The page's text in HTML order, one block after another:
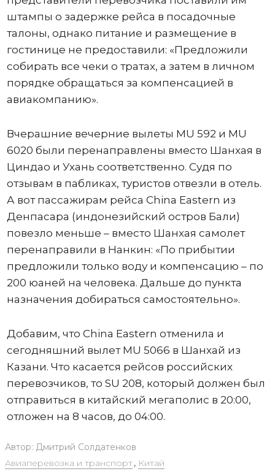
штампы о задержке рейса в посадочные
талоны, однако питание и размещение в
гостинице не предоставили: «Предложили
собирать все чеки о тратах, а затем в личном
порядке обращаться за компенсацией в
авиакомпанию».
Вчерашние вечерние вылеты MU 592 и MU
6020 были перенаправлены вместо Шанхая в
Циндао и Ухань соответственно. Судя по
отзывам в пабликах, туристов отвезли в отель.
А вот пассажирам рейса China Eastern из
Денпасара (индонезийский остров Бали)
повезло меньше – вместо Шанхая самолет
перенаправили в Нанкин: «По прибытии
предложили только воду и компенсацию – по
200 юаней на человека. Дальше до пункта
назначения добираться самостоятельно».
Добавим, что China Eastern отменила и
сегодняшний вылет MU 5066 в Шанхай из
Казани. Что касается рейсов российских
перевозчиков, то SU 208, который должен был
отправиться в китайский мегаполис в 20:00,
отложен на 8 часов, до 04:00.
Автор: Дмитрий Солдатенков
Авиаперевозка и транспорт, Китай